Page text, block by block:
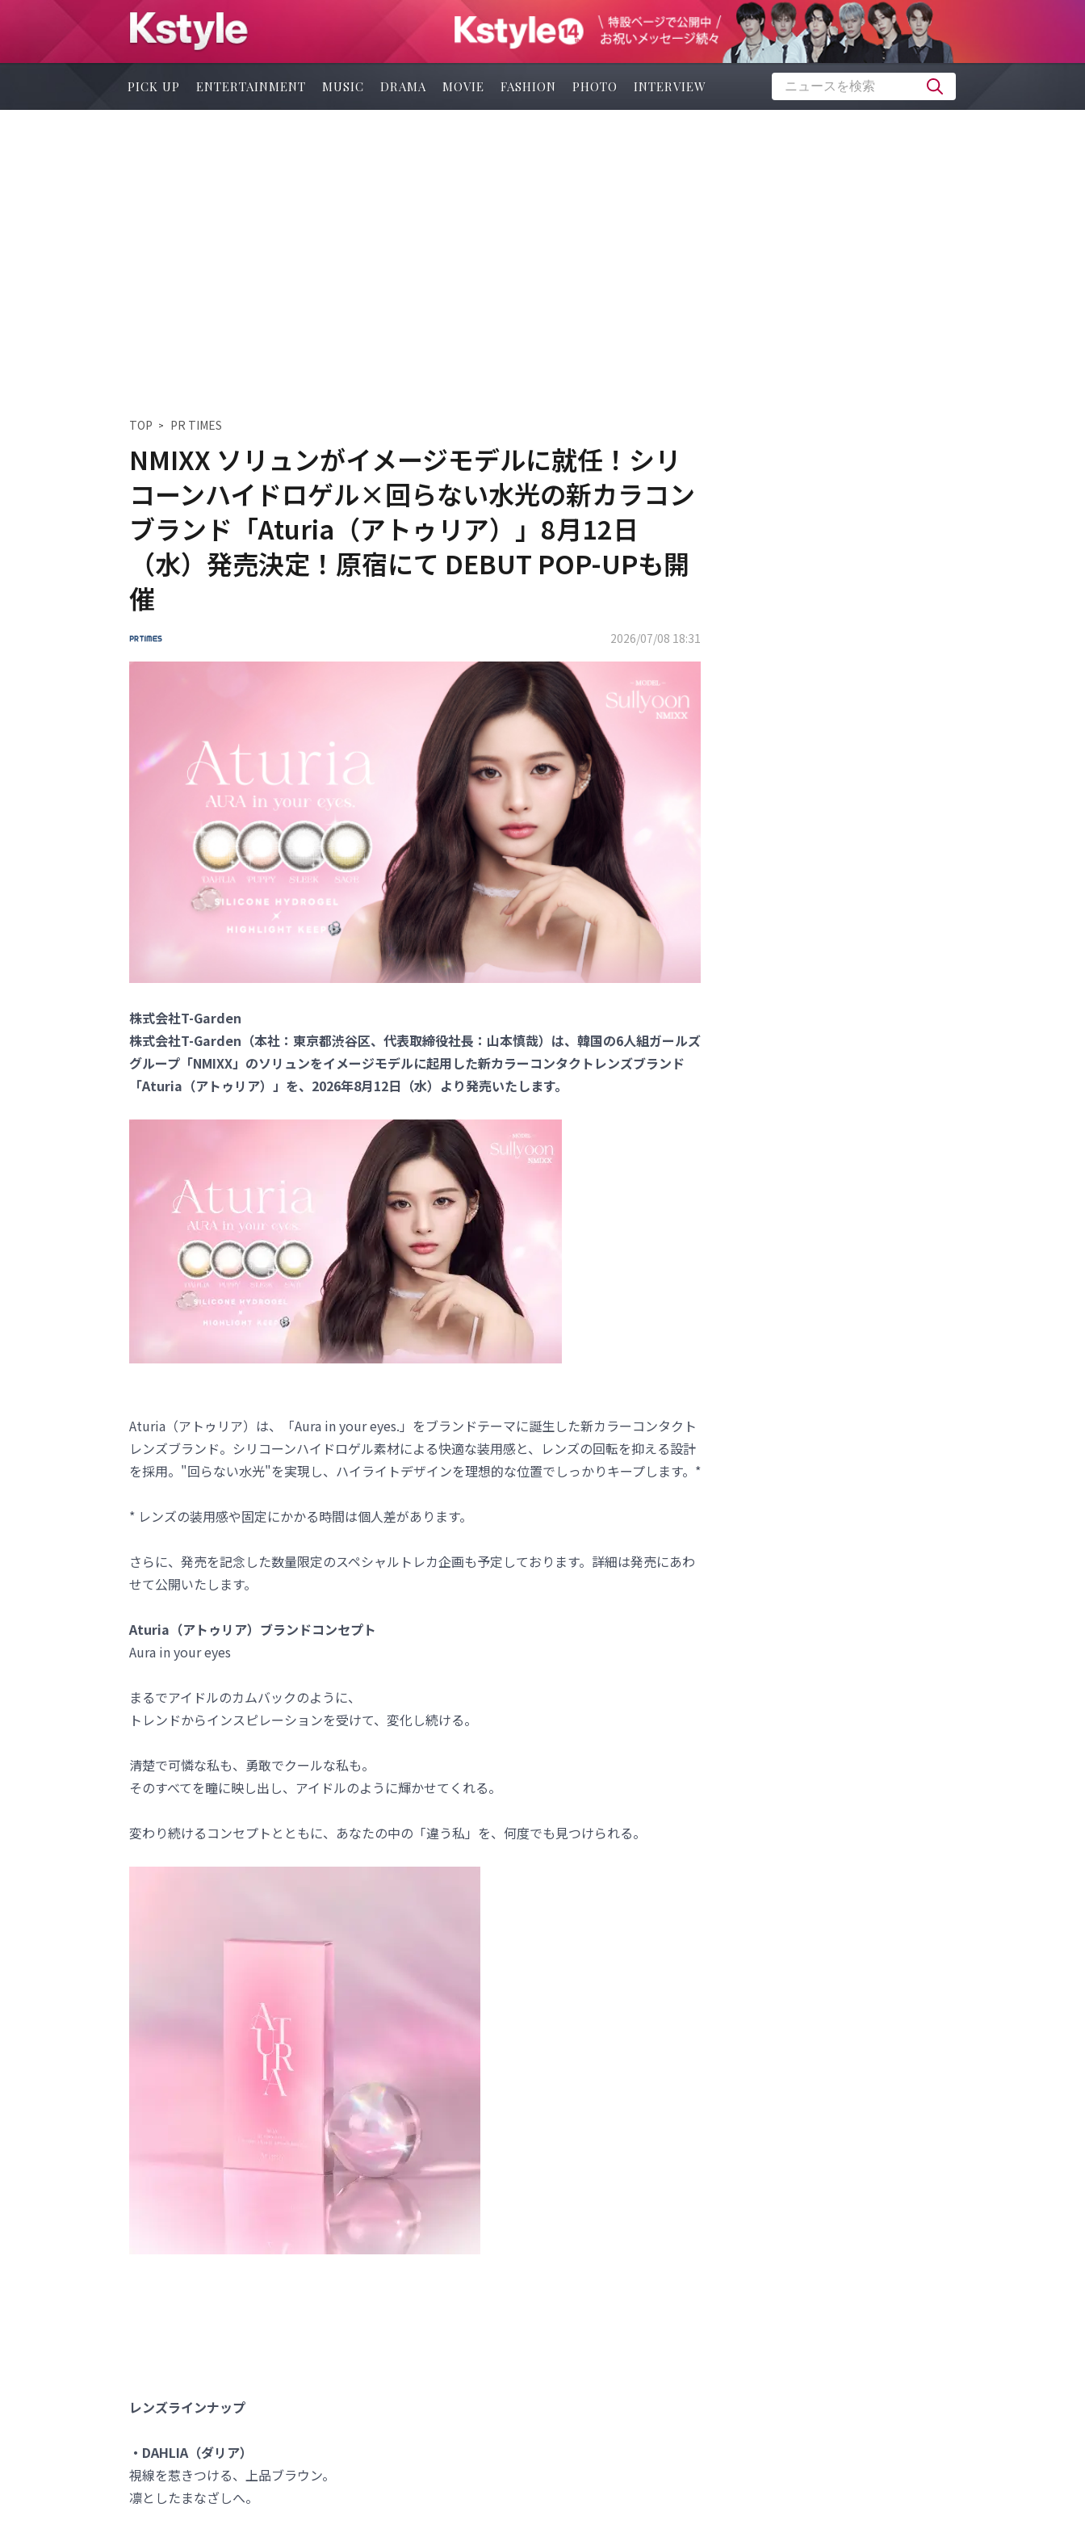
PICK UP ENTERTAINMENT MUSIC DRAMA MOVIE FASHION PHOTO INTERVIEW
TOP PR TIMES
NMIXX ソリュンがイメージモデルに就任！シリ
コーンハイドロゲル×回らない水光の新カラコン
ブランド「Aturia（アトゥリア）」8月12日
（水）発売決定！原宿にて DEBUT POP-UPも開
催
2026/07/08 18:31
株式会社T-Garden
株式会社T-Garden（本社：東京都渋谷区、代表取締役社長：山本慎哉）は、韓国の6人組ガールズ
グループ「NMIXX」のソリュンをイメージモデルに起用した新カラーコンタクトレンズブランド
「Aturia（アトゥリア）」を、2026年8月12日（水）より発売いたします。
Aturia（アトゥリア）は、「Aura in your eyes.」をブランドテーマに誕生した新カラーコンタクト
レンズブランド。シリコーンハイドロゲル素材による快適な装用感と、レンズの回転を抑える設計
を採用。"回らない水光"を実現し、ハイライトデザインを理想的な位置でしっかりキープします。*
* レンズの装用感や固定にかかる時間は個人差があります。
さらに、発売を記念した数量限定のスペシャルトレカ企画も予定しております。詳細は発売にあわ
せて公開いたします。
Aturia（アトゥリア）ブランドコンセプト
Aura in your eyes
まるでアイドルのカムバックのように、
トレンドからインスピレーションを受けて、変化し続ける。
清楚で可憐な私も、勇敢でクールな私も。
そのすべてを瞳に映し出し、アイドルのように輝かせてくれる。
変わり続けるコンセプトとともに、あなたの中の「違う私」を、何度でも見つけられる。
レンズラインナップ
・DAHLIA（ダリア）
視線を惹きつける、上品ブラウン。
凛としたまなざしへ。